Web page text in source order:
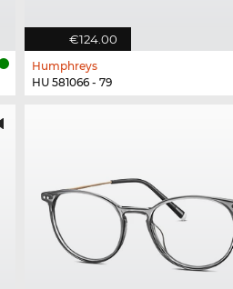
€124.00
Humphreys
HU 581066 - 79